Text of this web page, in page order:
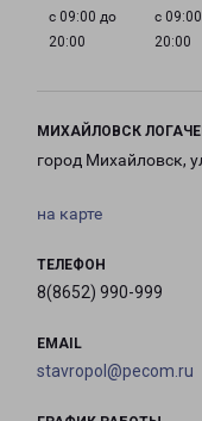
с 09:00 до
20:00
с
20:00
МИХАЙЛОВСК
город Михайловск,
на карте
ТЕЛЕФОН
8(8652) 990-999
EMAIL
stavropol@pecom.ru